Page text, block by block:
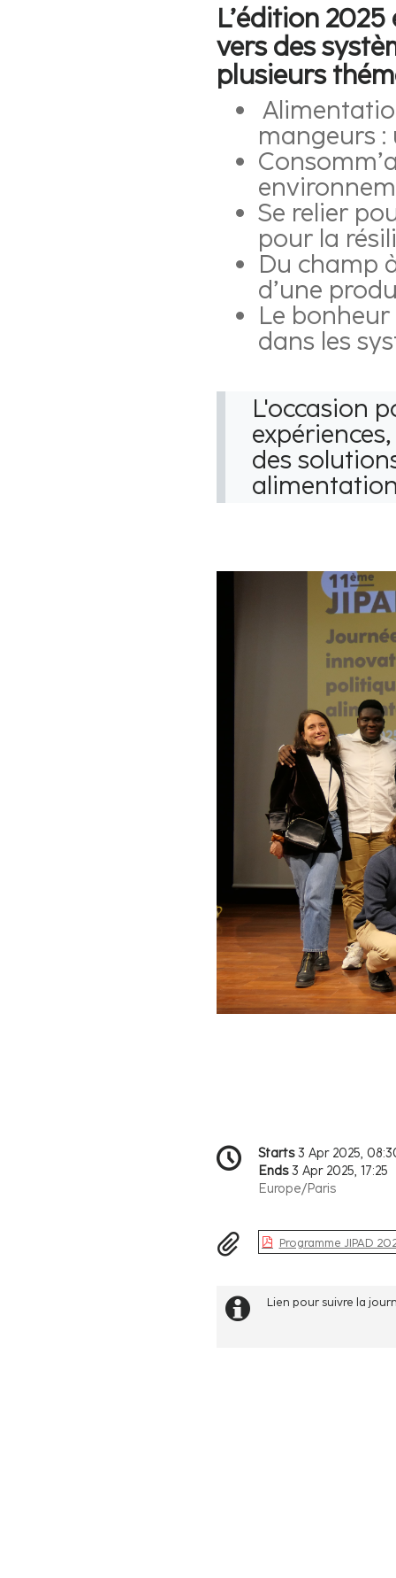
L’édition
vers des
plusieurs
mangeurs :
Se relier
pour la
Du champ
d’une
Le bonheur
dans les
L'occasion
des
Conference
information
Date/Time
Starts 3 Apr 2025,
Ends 3 Apr 2025, 17:25
All
in
Europe/Paris
Europe/Paris
Materials
Programme JIPAD
Extra
Lien pour suivre la